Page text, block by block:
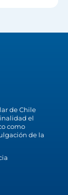
de Chile
el
como
de la